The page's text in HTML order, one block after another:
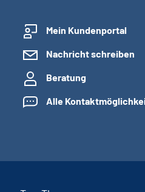
Mein Kundenportal
Nachricht schreiben
Beratung
Alle